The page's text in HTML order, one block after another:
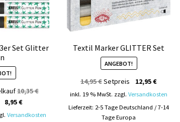
Set Glitter
10,35€Ursprünglicher
war:
8,95€Aktueller
Preis
Versandkosten
Textil Marker GLITTER Set
ANGEBOT!
14,95€Ursprünglicher
Preis
14,95 €
Setpreis 12,95€Aktueller
Preis
inkl. 19 % MwSt. zzgl.Versandkosten
Lieferzeit: 2-5 Tage Deutschland / 7-14
Tage Europa